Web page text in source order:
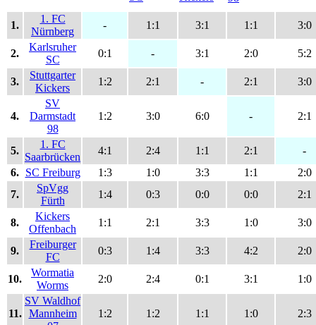
1.
1. FC
Nürnberg
- 1:1 3:1 1:1 3:0
2.
Karlsruher
SC
0:1 - 3:1 2:0 5:2
3.
Stuttgarter
Kickers
1:2 2:1 - 2:1 3:0
4.
SV
Darmstadt
98
1:2 3:0 6:0 - 2:1
5.
1. FC
Saarbrücken
4:1 2:4 1:1 2:1
-
6. SC Freiburg 1:3 1:0 3:3 1:1
2:0
7.
SpVgg
Fürth
1:4 0:3 0:0 0:0 2:1
8.
Kickers
Offenbach
1:1 2:1 3:3 1:0 3:0
9.
Freiburger
FC
0:3 1:4 3:3 4:2 2:0
10.
Wormatia
Worms
2:0 2:4 0:1 3:1 1:0
11.
SV Waldhof
Mannheim
1:2 1:2 1:1 1:0 2:3